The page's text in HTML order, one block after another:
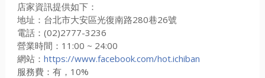
店家資訊提供如下：
地址：台北市大安區光復南路280巷26號
電話：(02)2777-3236
營業時間：11:00 ~ 24:00
網站： https://www.facebook.com/hot.ichiban
服務費：有，10%